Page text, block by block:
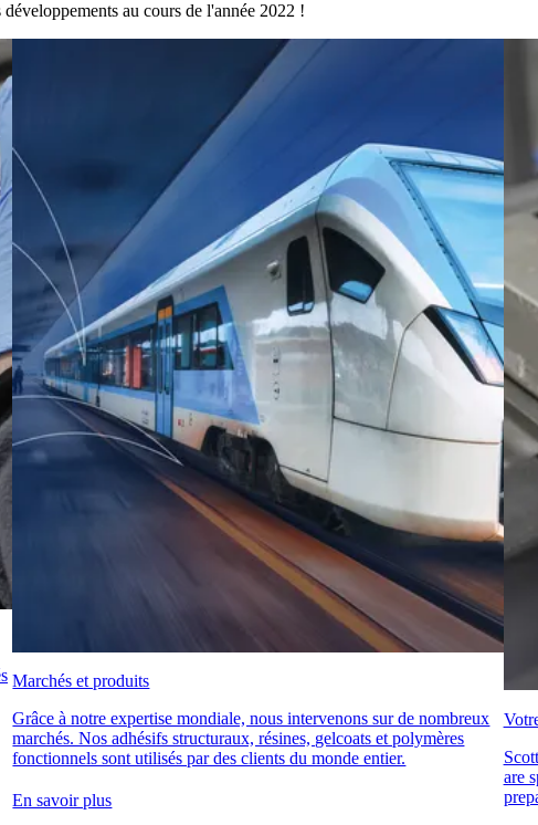
au cours de l'année 2022 !
Marchés et produits
Grâce à notre expertise mondiale, nous intervenons sur de nombreux
marchés. Nos adhésifs structuraux, résines, gelcoats et polymères
fonctionnels sont utilisés par des clients du monde entier.
En savoir plus
are